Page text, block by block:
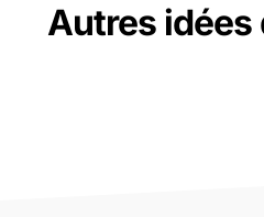
Autres idées